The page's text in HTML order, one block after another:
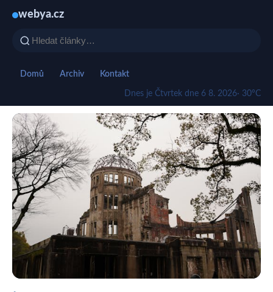
webya.cz
Domů Archiv Kontakt
Dnes je Čtvrtek dne 6 8. 2026· 30°C